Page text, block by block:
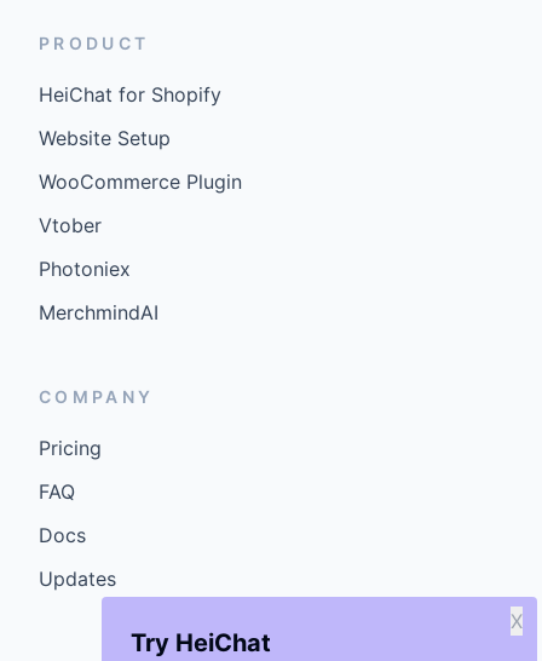
Try HeiChat
X
PRODUCT
HeiChat for Shopify
Website Setup
WooCommerce Plugin
Vtober
Photoniex
MerchmindAI
COMPANY
Pricing
FAQ
Docs
Updates